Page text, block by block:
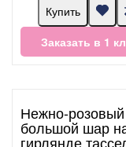
Купить
Заказать в 1
Нежно-розовый
большой шар
гирлянде